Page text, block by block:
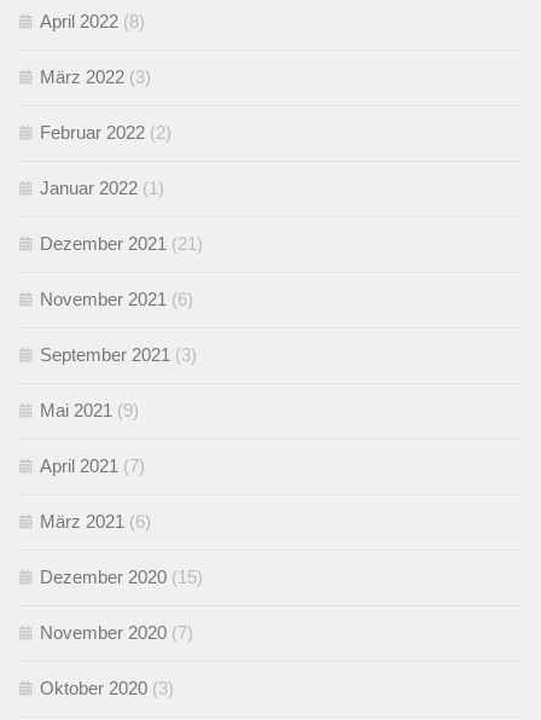
April 2022 (8)
März 2022 (3)
Februar 2022 (2)
Januar 2022 (1)
Dezember 2021 (21)
November 2021 (6)
September 2021 (3)
Mai 2021 (9)
April 2021 (7)
März 2021 (6)
Dezember 2020 (15)
November 2020 (7)
Oktober 2020 (3)